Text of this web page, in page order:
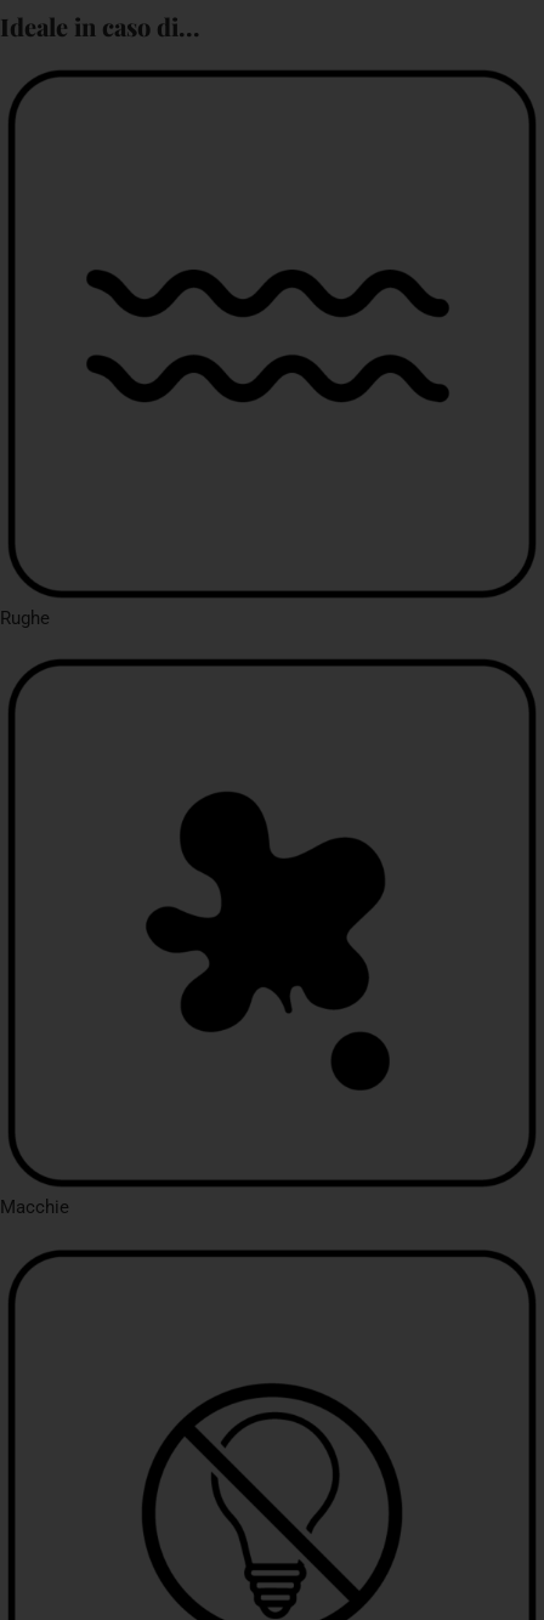
Ideale in caso di...
Rughe
Macchie